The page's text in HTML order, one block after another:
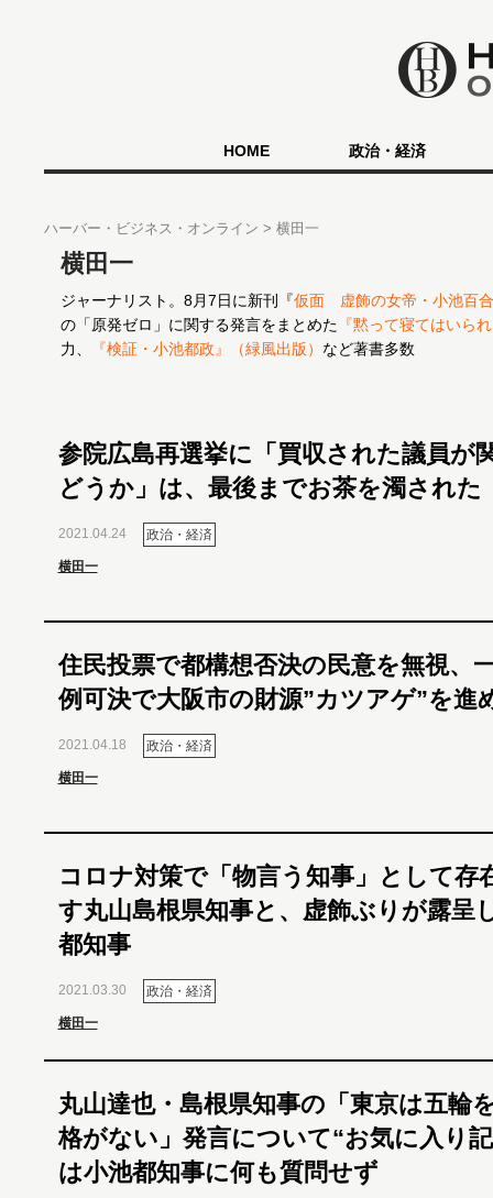
HOME 政治・経済
ハーバー・ビジネス・オンライン 横田一
横田一
ジャーナリスト。8月7日に新刊『仮面 虚飾の女帝・小池百
の「原発ゼロ」に関する発言をまとめた 『黙って寝てはいら
力、
『検証・小池都政』（緑風出版） など著書多数
参院広島再選挙に「買収された議員が
どうか」は、最後までお茶を濁された
2021.04.24 政治・経済
横田一
住民投票で都構想否決の民意を無視、
例可決で大阪市の財源”カツアゲ”を進
2021.04.18 政治・経済
横田一
コロナ対策で「物言う知事」として存
す丸山島根県知事と、虚飾ぶりが露呈
都知事
2021.03.30 政治・経済
横田一
丸山達也・島根県知事の「東京は五輪
格がない」発言について“お気に入り
は小池都知事に何も質問せず